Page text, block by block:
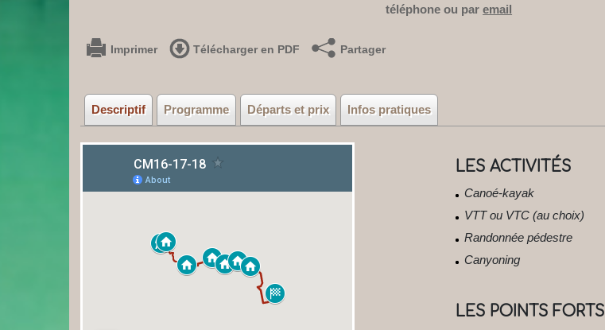
téléphone ou paremail
Imprimer Télécharger en PDF Partager
Descriptif Programme Départs et prix Infos pratiques
LES ACTIVITÉS
Canoé-kayak
VTT ou VTC (au choix)
Randonnée pédestre
Canyoning
LES POINTS FORTS